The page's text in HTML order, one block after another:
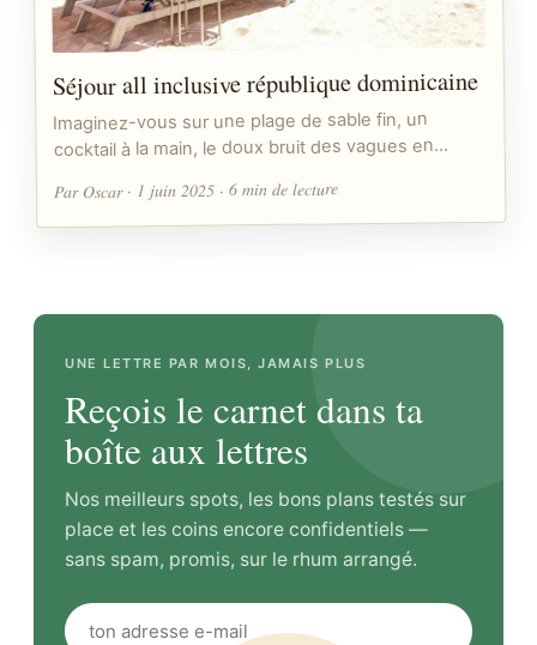
Séjour all inclusive république dominicaine
Imaginez-vous sur une plage de sable fin, un
cocktail à la main, le doux bruit des vagues en…
Par Oscar · 1 juin 2025 · 6 min de lecture
UNE LETTRE PAR MOIS, JAMAIS PLUS
Reçois le carnet dans ta
boîte aux lettres
Nos meilleurs spots, les bons plans testés sur
place et les coins encore confidentiels —
sans spam, promis, sur le rhum arrangé.